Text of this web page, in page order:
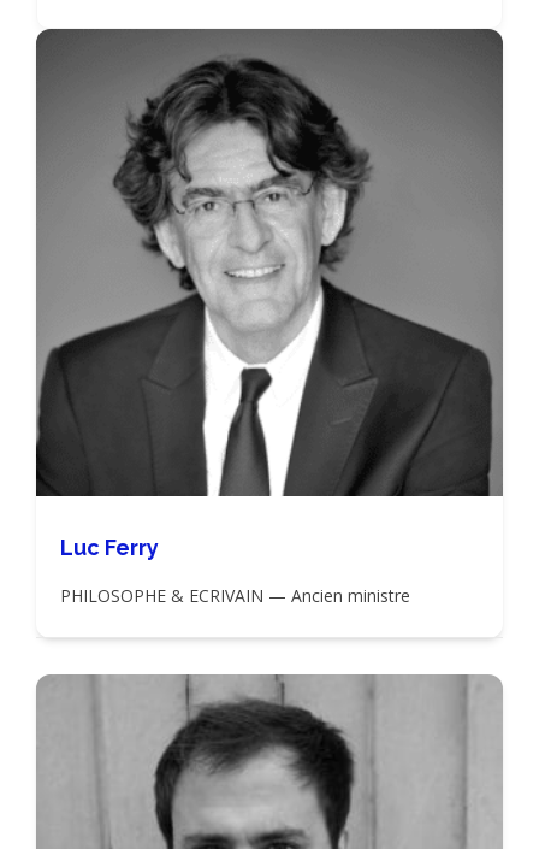
Luc Ferry
PHILOSOPHE & ECRIVAIN — Ancien ministre